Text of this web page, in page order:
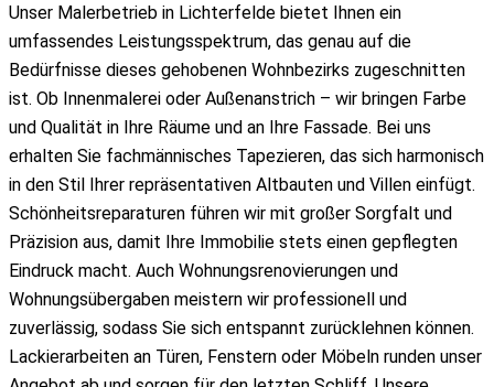
Wohnungsrenovierung
Wohnungsübergabe
Schönheitsreparaturen
Schimmelbeseitigung
Treppenhaussanierung
Bodenbeschichtung
Denkmalschutz Sanierung
Böden
Laminat verlegen
Parkett verlegen
Fußbodenarbeiten
Gewerbe & Spezial
Büro streichen
Unser Malerbetrieb in Lichterfelde bietet Ihnen ein
umfassendes Leistungsspektrum, das genau auf die
Bedürfnisse dieses gehobenen Wohnbezirks zugeschnitten
ist. Ob Innenmalerei oder Außenanstrich – wir bringen Farbe
und Qualität in Ihre Räume und an Ihre Fassade. Bei uns
erhalten Sie fachmännisches Tapezieren, das sich harmonisch
in den Stil Ihrer repräsentativen Altbauten und Villen einfügt.
Schönheitsreparaturen führen wir mit großer Sorgfalt und
Präzision aus, damit Ihre Immobilie stets einen gepflegten
Eindruck macht. Auch Wohnungsrenovierungen und
Wohnungsübergaben meistern wir professionell und
zuverlässig, sodass Sie sich entspannt zurücklehnen können.
Lackierarbeiten an Türen, Fenstern oder Möbeln runden unser